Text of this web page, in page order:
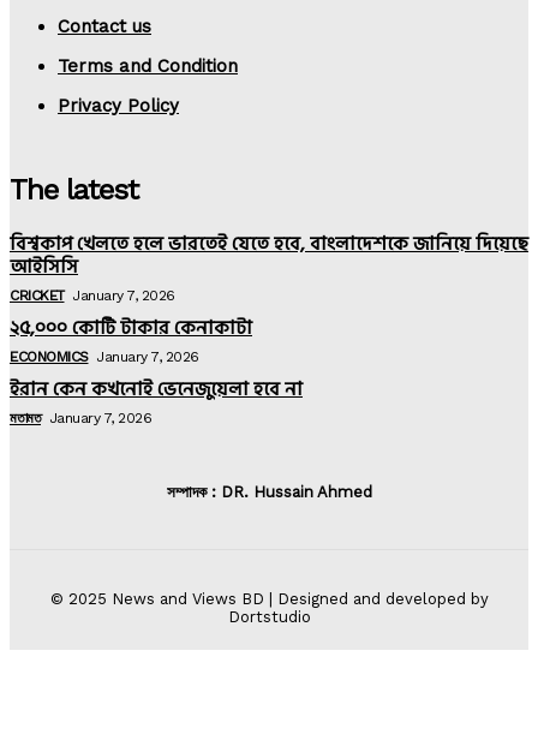
Contact us
Terms and Condition
Privacy Policy
The latest
বিশ্বকাপ খেলতে হলে ভারতেই যেতে হবে, বাংলাদেশকে জানিয়ে দিয়েছে
আইসিসি
CRICKET January 7, 2026
২৫,০০০ কোটি টাকার কেনাকাটা
ECONOMICS January 7, 2026
ইরান কেন কখনোই ভেনেজুয়েলা হবে না
মতামত January 7, 2026
সম্পাদক : DR. Hussain Ahmed
© 2025 News and Views BD | Designed and developed by
Dortstudio